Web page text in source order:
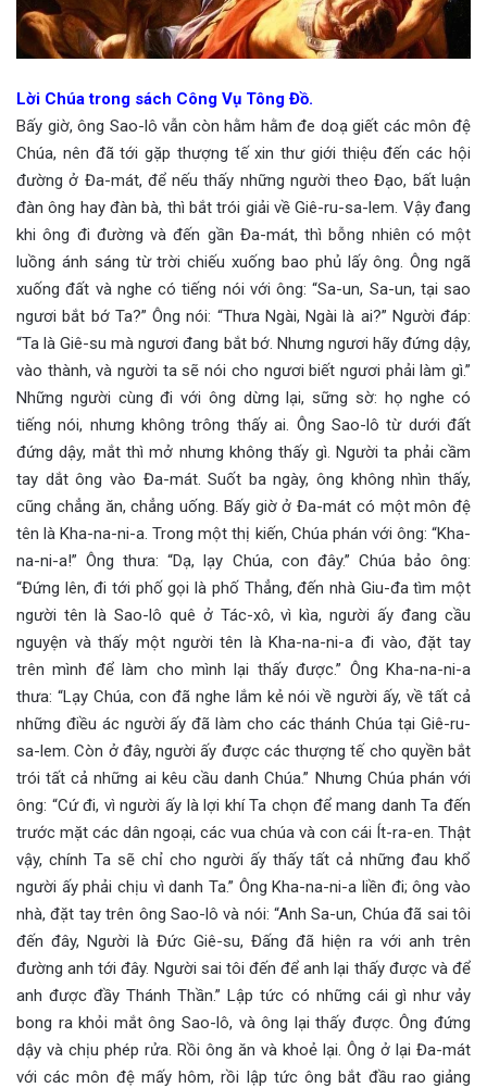
Lời Chúa trong sách Công Vụ Tông Đồ.
Bấy giờ, ông Sao-lô vẫn còn hằm hằm đe doạ giết các môn đệ
Chúa, nên đã tới gặp thượng tế xin thư giới thiệu đến các hội
đường ở Đa-mát, để nếu thấy những người theo Đạo, bất luận
đàn ông hay đàn bà, thì bắt trói giải về Giê-ru-sa-lem. Vậy đang
khi ông đi đường và đến gần Đa-mát, thì bỗng nhiên có một
luồng ánh sáng từ trời chiếu xuống bao phủ lấy ông. Ông ngã
xuống đất và nghe có tiếng nói với ông: “Sa-un, Sa-un, tại sao
ngươi bắt bớ Ta?” Ông nói: “Thưa Ngài, Ngài là ai?” Người đáp:
“Ta là Giê-su mà ngươi đang bắt bớ. Nhưng ngươi hãy đứng dậy,
vào thành, và người ta sẽ nói cho ngươi biết ngươi phải làm gì.”
Những người cùng đi với ông dừng lại, sững sờ: họ nghe có
tiếng nói, nhưng không trông thấy ai. Ông Sao-lô từ dưới đất
đứng dậy, mắt thì mở nhưng không thấy gì. Người ta phải cầm
tay dắt ông vào Đa-mát. Suốt ba ngày, ông không nhìn thấy,
cũng chẳng ăn, chẳng uống. Bấy giờ ở Đa-mát có một môn đệ
tên là Kha-na-ni-a. Trong một thị kiến, Chúa phán với ông: “Kha-
na-ni-a!” Ông thưa: “Dạ, lạy Chúa, con đây.” Chúa bảo ông:
“Đứng lên, đi tới phố gọi là phố Thẳng, đến nhà Giu-đa tìm một
người tên là Sao-lô quê ở Tác-xô, vì kìa, người ấy đang cầu
nguyện và thấy một người tên là Kha-na-ni-a đi vào, đặt tay
trên mình để làm cho mình lại thấy được.” Ông Kha-na-ni-a
thưa: “Lạy Chúa, con đã nghe lắm kẻ nói về người ấy, về tất cả
những điều ác người ấy đã làm cho các thánh Chúa tại Giê-ru-
sa-lem. Còn ở đây, người ấy được các thượng tế cho quyền bắt
trói tất cả những ai kêu cầu danh Chúa.” Nhưng Chúa phán với
ông: “Cứ đi, vì người ấy là lợi khí Ta chọn để mang danh Ta đến
trước mặt các dân ngoại, các vua chúa và con cái Ít-ra-en. Thật
vậy, chính Ta sẽ chỉ cho người ấy thấy tất cả những đau khổ
người ấy phải chịu vì danh Ta.” Ông Kha-na-ni-a liền đi; ông vào
nhà, đặt tay trên ông Sao-lô và nói: “Anh Sa-un, Chúa đã sai tôi
đến đây, Người là Đức Giê-su, Đấng đã hiện ra với anh trên
đường anh tới đây. Người sai tôi đến để anh lại thấy được và để
anh được đầy Thánh Thần.” Lập tức có những cái gì như vảy
bong ra khỏi mắt ông Sao-lô, và ông lại thấy được. Ông đứng
dậy và chịu phép rửa. Rồi ông ăn và khoẻ lại. Ông ở lại Đa-mát
với các môn đệ mấy hôm, rồi lập tức ông bắt đầu rao giảng